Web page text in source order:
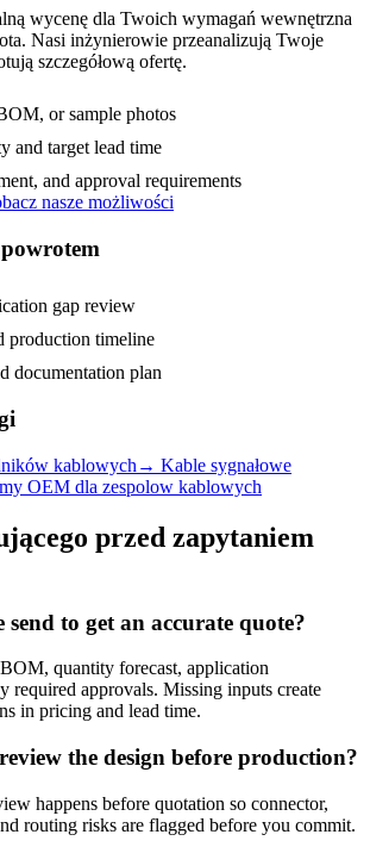
wycenę dla Twoich wymagań wewnętrzna
Nasi inżynierowie przeanalizują Twoje
szczegółową ofertę.
or sample photos
and target lead time
and approval requirements
nasze możliwości
gap review
production timeline
documentation plan
kablowych → Kable sygnałowe
OEM dla zespolow kablowych
przed zapytaniem
to get an accurate quote?
quantity forecast, application
required approvals. Missing inputs create
in pricing and lead time.
the design before production?
happens before quotation so connector,
routing risks are flagged before you commit.